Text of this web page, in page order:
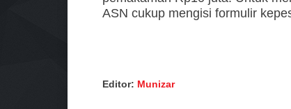
ASN cukup mengisi formulir
Editor: Munizar